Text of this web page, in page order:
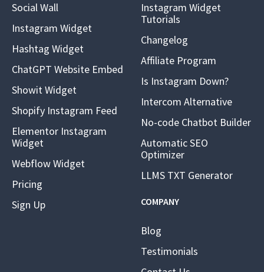
Social Wall
Instagram Widget
Hashtag Widget
ChatGPT Website Embed
Showit Widget
Shopify Instagram Feed
Elementor Instagram
Widget
Webflow Widget
Pricing
Sign Up
Instagram Widget
Tutorials
Changelog
Affiliate Program
Is Instagram Down?
Intercom Alternative
No-code Chatbot Builder
Automatic SEO
Optimizer
LLMS TXT Generator
COMPANY
Blog
Testimonials